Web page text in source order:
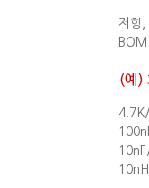
저항,
BOM
(예)